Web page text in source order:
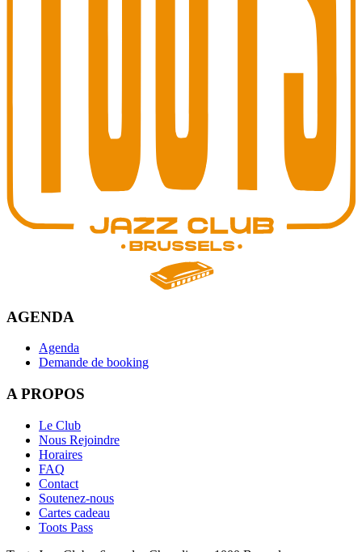
AGENDA
Agenda
Demande de booking
A PROPOS
Le Club
Nous Rejoindre
Horaires
FAQ
Contact
Soutenez-nous
Cartes cadeau
Toots Pass